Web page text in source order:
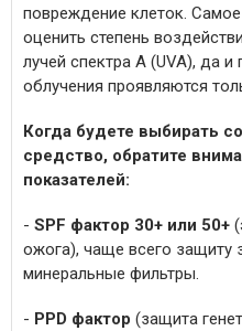
повреждение клеток.
оценить степень
лучей спектра А (UVA), да и
облучения проявляются
Когда будете выбирать
средство, обратите
показателей:
- SPF фактор 30+ или 50+
ожога), чаще всего защиту
минеральные фильтры.
- PPD фактор (защита